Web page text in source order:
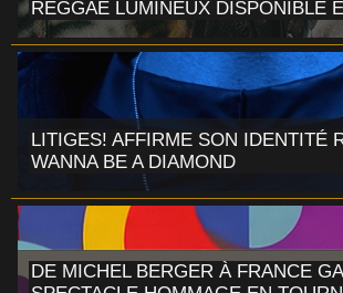
REGGAE LUMINEUX DISPONIBLE
LITIGES! AFFIRME SON IDENTITÉ
WANNA BE A DIAMOND
DE MICHEL BERGER À FRANCE